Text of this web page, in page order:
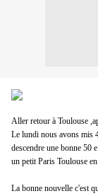
Aller retour à Toulouse ,
Le lundi nous avons mis
descendre une bonne 50
un petit Paris Toulouse
La bonne nouvelle c'est